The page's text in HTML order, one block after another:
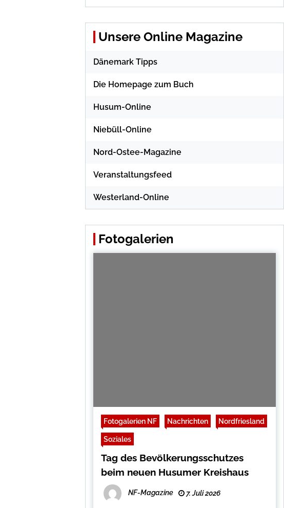
Unsere Online Magazine
Dänemark Tipps
Die Homepage zum Buch
Husum-Online
Niebüll-Online
Nord-Ostee-Magazine
Veranstaltungsfeed
Westerland-Online
Fotogalerien
Fotogalerien NF Nachrichten Nordfriesland
Soziales
Tag des Bevölkerungsschutzes
beim neuen Husumer Kreishaus
NF-Magazine 7. Juli 2026